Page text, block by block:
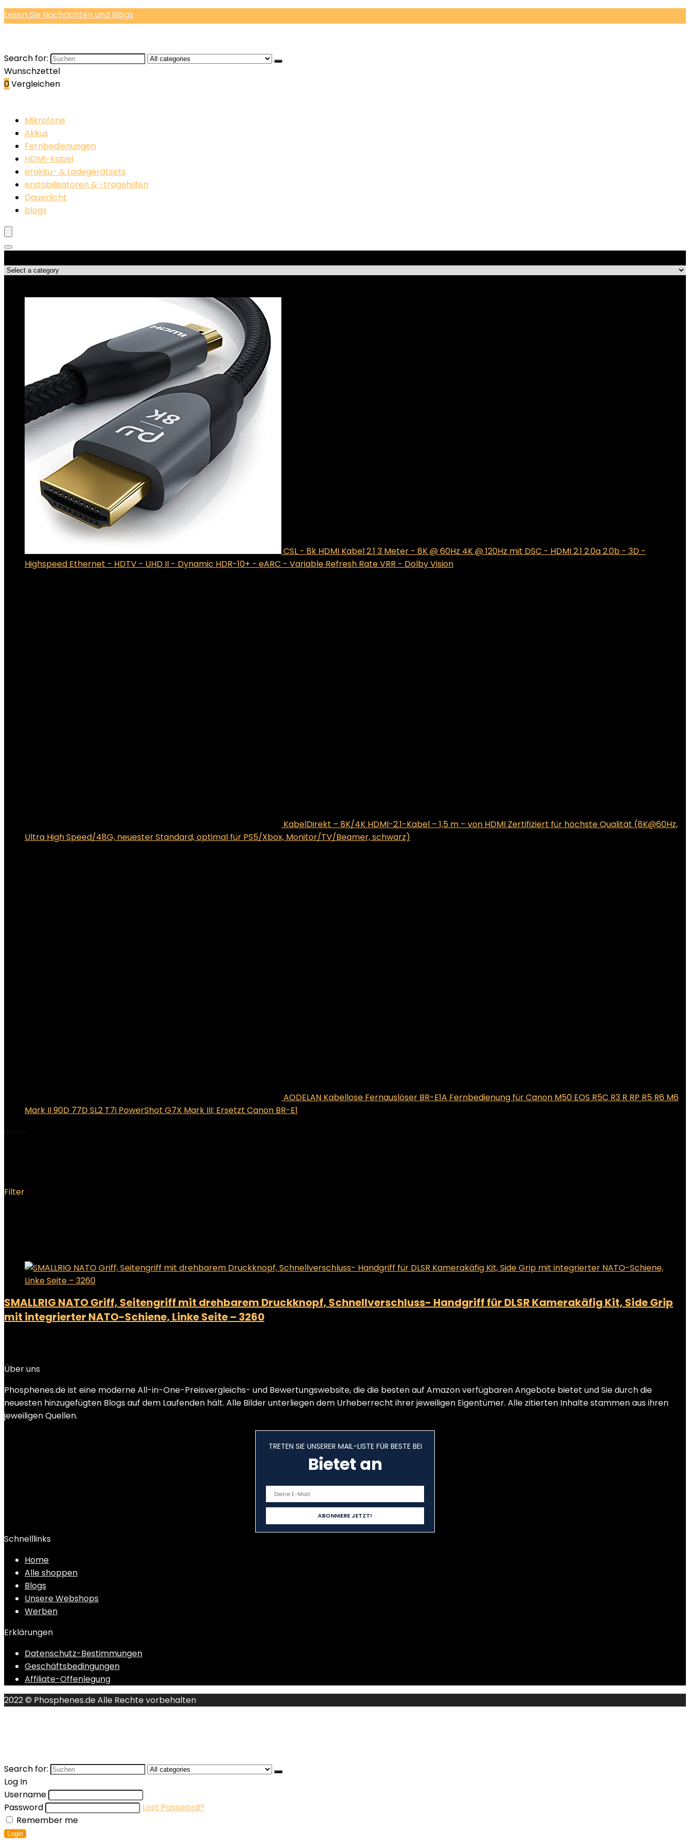
Lesen Sie Nachrichten und Blogs
Search for:
Wunschzettel
0Vergleichen
Mikrofone
Akkus
Fernbedienungen
HDMI-Kabel
erakku- & Ladegerätsets
erstabilisatoren & -tragehilfen
Dauerlicht
blogs
CSL - 8k HDMI Kabel 2.1 3 Meter - 8K @ 60Hz 4K @ 120Hz mit DSC - HDMI 2.1 2.0a 2.0b - 3D -
Highspeed Ethernet - HDTV - UHD II - Dynamic HDR-10+ - eARC - Variable Refresh Rate VRR - Dolby Vision
KabelDirekt – 8K/4K HDMI-2.1-Kabel – 1,5 m – von HDMI Zertifiziert für höchste Qualität (8K@60Hz,
Ultra High Speed/48G, neuester Standard, optimal für PS5/Xbox, Monitor/TV/Beamer, schwarz)
AODELAN Kabellose Fernauslöser BR-E1A Fernbedienung für Canon M50 EOS R5C R3 R RP R5 R6 M6
Mark II 90D 77D SL2 T7i PowerShot G7X Mark III; Ersetzt Canon BR-E1
Filter
SMALLRIG NATO Griff, Seitengriff mit drehbarem Druckknopf, Schnellverschluss- Handgriff für DLSR Kamerakäfig Kit, Side Grip
mit integrierter NATO-Schiene, Linke Seite – 3260
Über uns
Phosphenes.de ist eine moderne All-in-One-Preisvergleichs- und Bewertungswebsite, die die besten auf Amazon verfügbaren Angebote bietet und Sie durch die
neuesten hinzugefügten Blogs auf dem Laufenden hält. Alle Bilder unterliegen dem Urheberrecht ihrer jeweiligen Eigentümer. Alle zitierten Inhalte stammen aus ihren
jeweiligen Quellen.
TRETEN SIE UNSERER MAIL-LISTE FÜR BESTE BEI
Bietet an
Schnelllinks
Home
Alle shoppen
Blogs
Unsere Webshops
Werben
Erklärungen
Datenschutz-Bestimmungen
Geschäftsbedingungen
Affiliate-Offenlegung
2022 © Phosphenes.de Alle Rechte vorbehalten
Search for:
Log In
Username
Password
Lost Password?
Remember me
Login